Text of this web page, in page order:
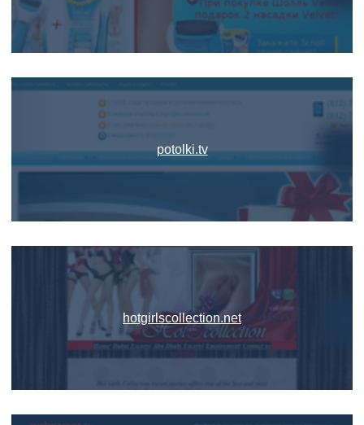
potolki.tv
hotgirlscollection.net